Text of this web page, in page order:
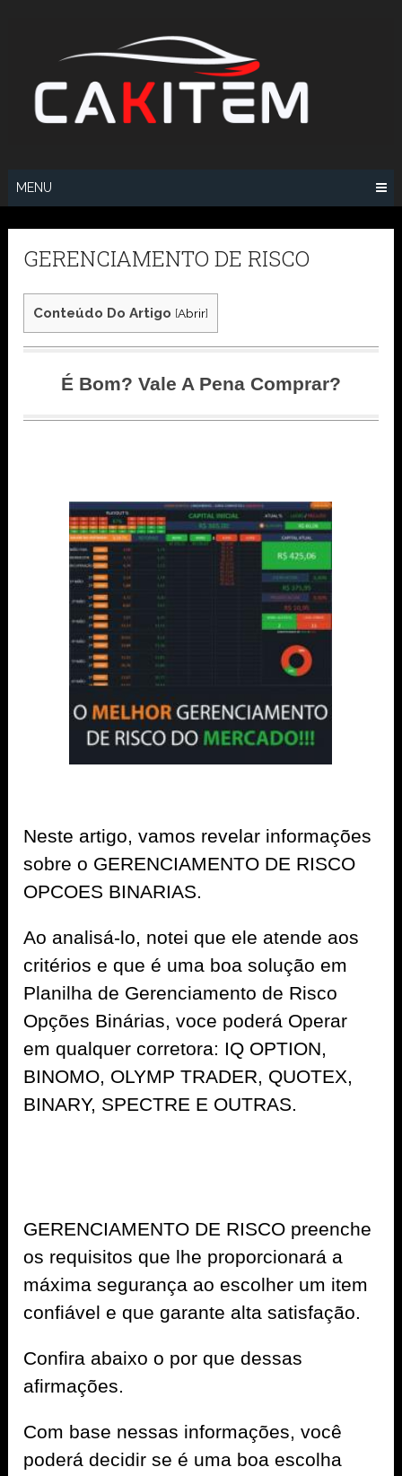
MENU
GERENCIAMENTO DE RISCO
Conteúdo Do Artigo [Abrir]
É Bom? Vale A Pena Comprar?
Neste artigo, vamos revelar informações
sobre o GERENCIAMENTO DE RISCO
OPCOES BINARIAS.
Ao analisá-lo, notei que ele atende aos
critérios e que é uma boa solução em
Planilha de Gerenciamento de Risco
Opções Binárias, voce poderá Operar
em qualquer corretora: IQ OPTION,
BINOMO, OLYMP TRADER, QUOTEX,
BINARY, SPECTRE E OUTRAS.
GERENCIAMENTO DE RISCO preenche
os requisitos que lhe proporcionará a
máxima segurança ao escolher um item
confiável e que garante alta satisfação.
Confira abaixo o por que dessas
afirmações.
Com base nessas informações, você
poderá decidir se é uma boa escolha